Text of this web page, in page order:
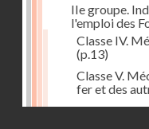
IIe groupe.
l'emploi des
Classe IV.
(p.13)
Classe V.
fer et des
Classe VI.